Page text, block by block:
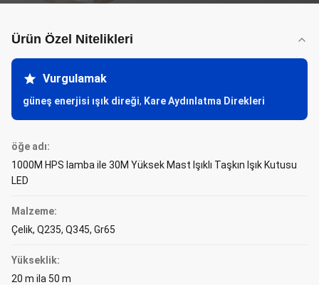
Ürün Özel Nitelikleri
Vurgulamak
güneş enerjisi ışık direği, Kare Aydınlatma Direkleri
öğe adı:
1000M HPS lamba ile 30M Yüksek Mast Işıklı Taşkın Işık Kutusu
LED
Malzeme:
Çelik, Q235, Q345, Gr65
Yükseklik:
20 m ila 50 m